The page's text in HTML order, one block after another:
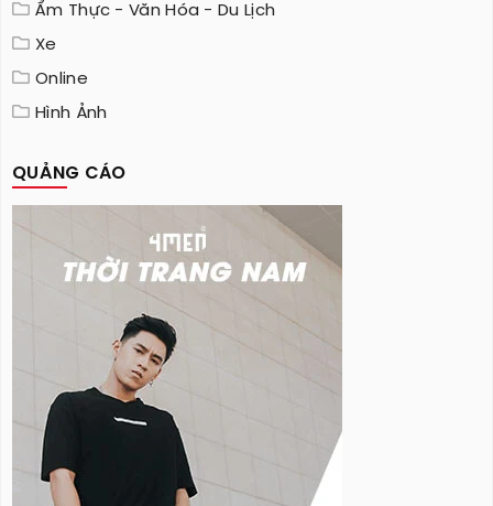
Ẩm Thực - Văn Hóa - Du Lịch
Xe
Online
Hình Ảnh
QUẢNG CÁO